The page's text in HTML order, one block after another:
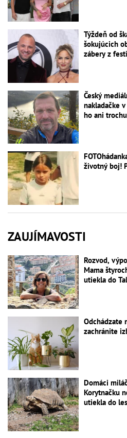
Týždeň od
šokujúcich
zábery z
Český
nakladačke
ho ani
životný boj!
ZAUJÍMAVOSTI
Rozvod,
Mama
utiekla do
Odchádzate
zachránite
Domáci
Korytnačku
utiekla do